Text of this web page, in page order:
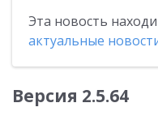
Эта новость
актуальные
Версия 2.5.64